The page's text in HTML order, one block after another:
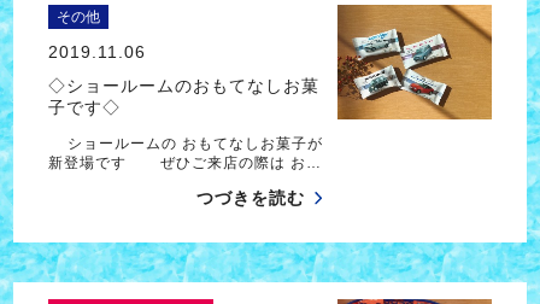
その他
2019.11.06
◇ショールームのおもてなしお菓
子です◇
ショールームの おもてなしお菓子が
新登場です ぜひご来店の際は お…
つづきを読む